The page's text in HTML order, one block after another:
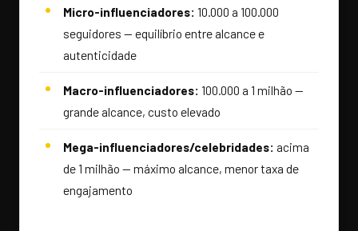
Micro-influenciadores: 10.000 a 100.000
seguidores — equilíbrio entre alcance e
autenticidade
Macro-influenciadores: 100.000 a 1 milhão —
grande alcance, custo elevado
Mega-influenciadores/celebridades: acima
de 1 milhão — máximo alcance, menor taxa de
engajamento